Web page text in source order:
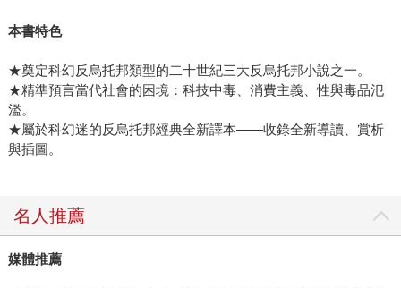
本書特色
★奠定科幻反烏托邦類型的二十世紀三大反烏托邦小說之一。
★精準預言當代社會的困境：科技中毒、消費主義、性與毒品氾
濫。
★屬於科幻迷的反烏托邦經典全新譯本――收錄全新導讀、賞析
與插圖。
名人推薦
媒體推薦